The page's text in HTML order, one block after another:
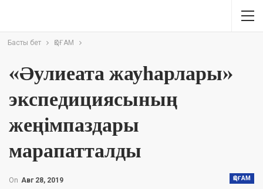
Басты бет ҚОҒАМ
«Әулиеата жауһарлары»
экспедициясының
жеңімпаздары
марапатталды
ҚОҒАМ
On Авг 28, 2019